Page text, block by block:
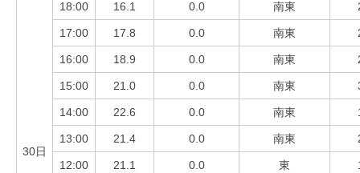
30日
18:00 16.1 0.0 南東
17:00 17.8 0.0 南東
16:00 18.9 0.0 南東
15:00 21.0 0.0 南東
14:00 22.6 0.0 南東
13:00 21.4 0.0 南東
12:00 21.1 0.0 東